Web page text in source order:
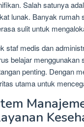
Salah satunya
lunak. Banyak
sulit untuk
staf medis dan
belajar
penting. Dengan
utama untuk